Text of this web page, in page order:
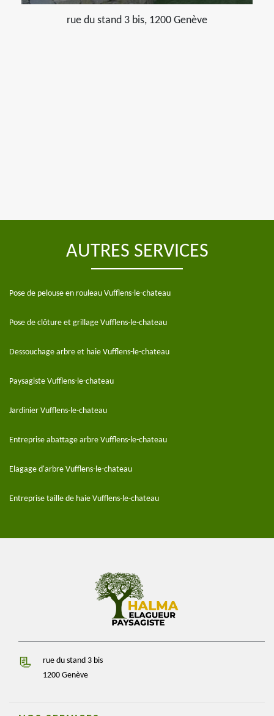
rue du stand 3 bis, 1200 Genève
AUTRES SERVICES
Pose de pelouse en rouleau Vufflens-le-chateau
Pose de clôture et grillage Vufflens-le-chateau
Dessouchage arbre et haie Vufflens-le-chateau
Paysagiste Vufflens-le-chateau
Jardinier Vufflens-le-chateau
Entreprise abattage arbre Vufflens-le-chateau
Elagage d'arbre Vufflens-le-chateau
Entreprise taille de haie Vufflens-le-chateau
rue du stand 3 bis
1200 Genève